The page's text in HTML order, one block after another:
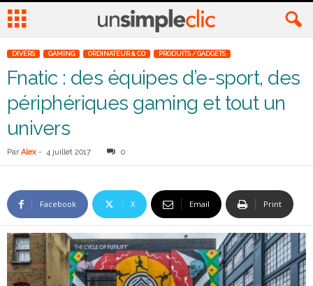
DIVERS GAMING ORDINATEUR & CO PRODUITS / GADGETS
Fnatic : des équipes d’e-sport, des
périphériques gaming et tout un
univers
Par Alex - 4 juillet 2017 0
Facebook X Email Print